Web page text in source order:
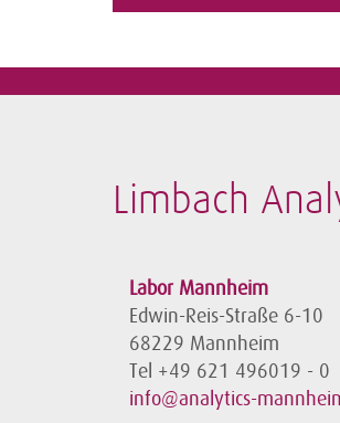
Limbach
Labor Mannheim
Edwin-Reis-Straße 6-10
68229 Mannheim
Tel +49 621 496019 - 0
info@analytics-